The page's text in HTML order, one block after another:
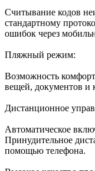
Считывание кодов
стандартному
ошибок через
Пляжный режим:
Возможность
вещей, документов и
Дистанционное
Автоматическое
Принудительное
помощью телефона.